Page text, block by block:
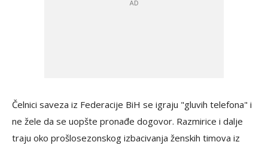
Čelnici saveza iz Federacije BiH se igraju "gluvih telefona" i
ne žele da se uopšte pronađe dogovor. Razmirice i dalje
traju oko prošlosezonskog izbacivanja ženskih timova iz